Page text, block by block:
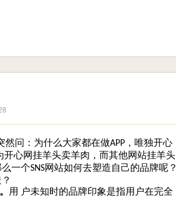
然问：为什么大家都在做APP ，唯独开心
心网挂羊头卖羊肉，而其他网站挂羊头
一个SNS网站如何去塑造自己的品牌呢？
用 户未知时的品牌印象是指用户在完全